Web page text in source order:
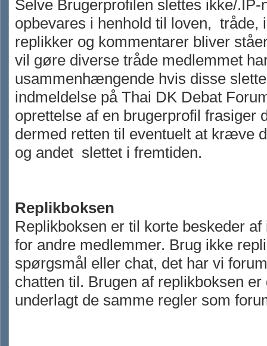
Selve Brugerprofilen slettes ikke/.IP-
opbevares i henhold til loven, tråde,
replikker og kommentarer bliver
vil gøre diverse tråde medlemmet
usammenhængende hvis disse
indmeldelse på Thai DK Debat
oprettelse af en brugerprofil frasiger
dermed retten til eventuelt at kræve
og andet slettet i fremtiden.
Replikboksen
Replikboksen er til korte beskeder af
for andre medlemmer. Brug ikke
spørgsmål eller chat, det har vi
chatten til. Brugen af replikboksen er
underlagt de samme regler som